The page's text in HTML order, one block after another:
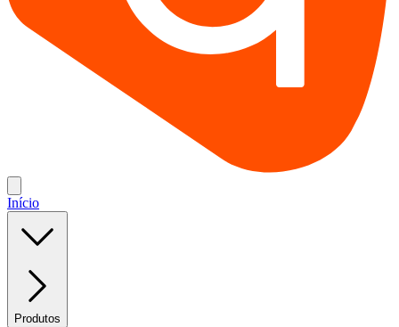
Início
Produtos